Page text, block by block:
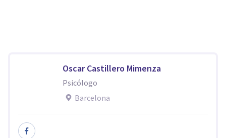
Oscar Castillero Mimenza
Psicólogo
Barcelona